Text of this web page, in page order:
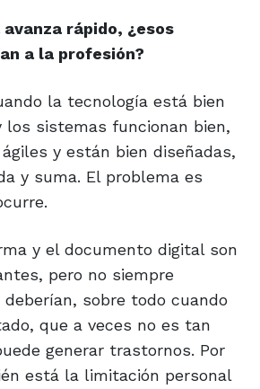
rápido, ¿esos
a la profesión?
la tecnología está bien
los sistemas funcionan bien,
y están bien diseñadas,
y suma. El problema es
y el documento digital son
pero no siempre
sobre todo cuando
que a veces no es tan
generar trastornos. Por
está la limitación personal